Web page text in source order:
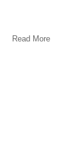
Read More